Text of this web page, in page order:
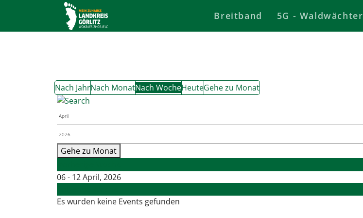
Breitband 5G - Waldwächter
Nach JahrNach MonatNach WocheHeuteGehe zu Monat
Gehe zu Monat
06 - 12 April, 2026
Es wurden keine Events gefunden